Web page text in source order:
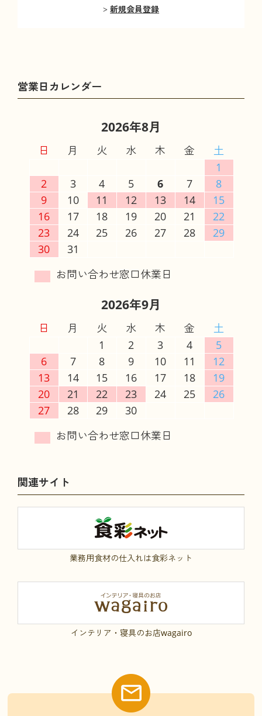
新規会員登録
2026年8月
日 月 火 水 木 金
土
1
2
3 4 5 6 7
8
9
10 11 12 13 14
15
16
17 18 19 20 21
22
23
24 25 26 27 28
29
30
31
2026年9月
日 月 火 水 木 金
土
1
2 3 4
5
6
7 8 9 10 11
12
13
14 15 16 17 18
19
20
21 22 23 24 25
26
27
28 29 30
関連サイト
業務用食材の仕入れは食彩ネット
インテリア・寝具のお店wagairo